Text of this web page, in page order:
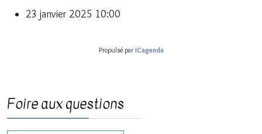
23 janvier 2025 10:00
Propulsé par iCagenda
Foire aux questions